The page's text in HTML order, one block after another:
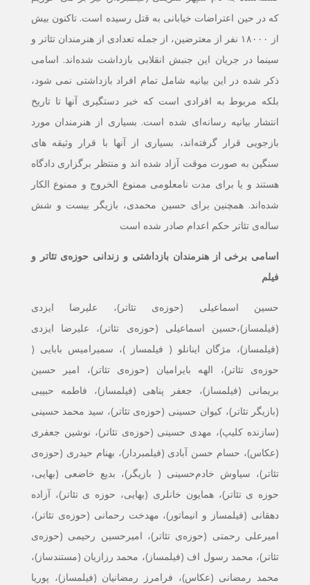
که در حین اعتراضات خیابانی به قتل رسیده است. تاکنون بیش
از ۱۸۰۰۰ نفر از معترضین، از جمله تعدادی از هنرمندان تئاتر و
سینما در جریان این جنبش انقلابی بازداشت شده‌اند. اسامی
ذکر شده در این بیانیه شامل تمام افراد بازداشتی نمی شود،
بلکه مربوط به افرادی است که خبر دستگیری آنها تا تاریخ
انتشار بیانیه رسانه‌ای شده است. بسیاری از هنرمندان مورد
بازجویی قرار گرفته‌اند، بسیاری از آنها با قرار وثیقه های
سنگین به صورت موقت آزاد شده اند و منتظر برگزاری دادگاه
هستند و یا برای مدت نامعلومی ممنوع الخروج و ممنوع الکار
شده‌اند. همچنین برای حسین محمدی، بازیگر بیست و شش
ساله‌ی تئاتر حکم اعدام صادر شده است
اسامی برخی از هنرمندان بازداشتی و زندانی حوزه‌ی تئاتر و
فیلم
حسین اسماعیلی (حوزه‌ی تئاتر)، علیرضا ایزدی
(فیلمساز)،حسین اسماعیلی (حوزه‌ی تئاتر)، علیرضا ایزدی
(فیلمساز)، مژگان اینانلو ( فیلمساز )، سمیرامیس بابایی (
حوزه‌ی تئاتر)، الهه بایرامیان (حوزه‌ی تئاتر)، امیر حسین
بریمانی (فیلمساز)، جعفر پناهی (فیلمساز)، فاطمه حبیبی
(بازیگر تئاتر)، کیوان حسینی (حوزه‌ی تئاتر)، سید محمد حسینی
(سازنده کلیپ)، مهدی حسینی (حوزه‌ی تئاتر)، نوشین جعفری
(عکاس)، حسام حسن آبادی (فیلمبردار)، بهنام حیدری (حوزه‌ی
تئاتر)، سیاوش خادم‌حسینی ( بازیگر)، بدیع خاضعی (بهایی،
حوزه ی تئاتر)، همایون خانلری (بهایی، حوزه ی تئاتر)، آزاده
دهقانی (فیلمساز و انیماتور)، مهدخت رحمانی (حوزه‌ی تئاتر)،
امیرعلی رحمتی (حوزه‌ی تئاتر)، امیرحسین رحیمی (حوزه‌ی
تئاتر)، محمد رسول اف (فیلمساز)، محمد رزازیان (مستندساز)،
محمد رمضانی (عکاس)، فرامرز رمضانیان (فیلمساز)، پوریا